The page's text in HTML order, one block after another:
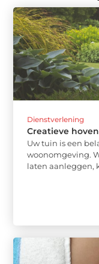
Dienstverlening
Creatieve
Uw tuin is een
woonomgeving.
laten aanleggen,